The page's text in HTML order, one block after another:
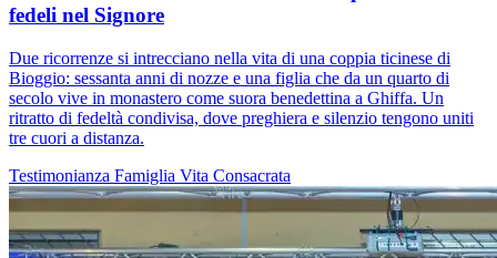
fedeli nel Signore
Due ricorrenze si intrecciano nella vita di una coppia ticinese di
Bioggio: sessanta anni di nozze e una figlia che da un quarto di
secolo vive in monastero come suora benedettina a Ghiffa. Un
ritratto di fedeltà condivisa, dove preghiera e silenzio tengono uniti
tre cuori a distanza.
Testimonianza Famiglia Vita Consacrata